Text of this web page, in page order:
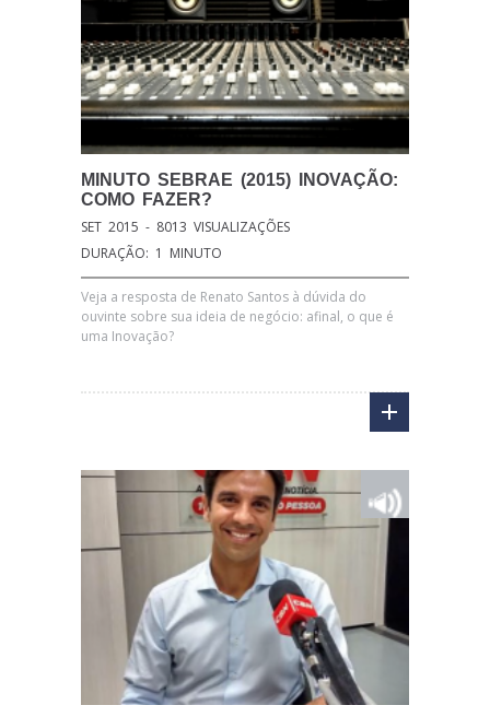
MINUTO SEBRAE (2015) INOVAÇÃO:
COMO FAZER?
SET 2015 - 8013 VISUALIZAÇÕES
DURAÇÃO: 1 MINUTO
Veja a resposta de Renato Santos à dúvida do
ouvinte sobre sua ideia de negócio: afinal, o que é
uma Inovação?